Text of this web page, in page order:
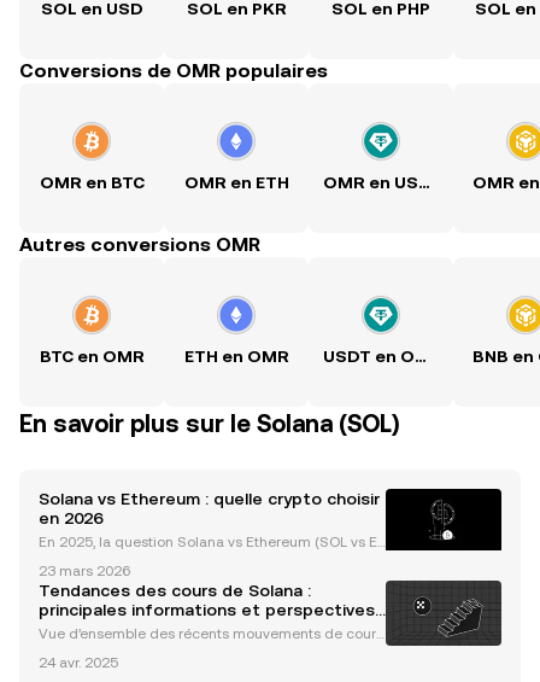
SOL en USD SOL en PKR SOL en PHP SOL en
Conversions de OMR populaires
OMR en BTC OMR en ETH OMR en USDT OMR
Autres conversions OMR
BTC en OMR ETH en OMR USDT en OMR BNB en
En savoir plus sur le Solana (SOL)
Solana vs Ethereum : quelle crypto choisir
en 2026
En 2025, la question Solana vs Ethereum (SOL vs ET
vers crypto. Ethereum demeure la référence incont
ournable pour la finance décentralisée (DeFi), les
23 mars 2026
Tendances des cours de Solana :
principales informations et perspectives
du marché
Vue d’ensemble des récents mouvements de cours
uations de cours lors des dernières semaines, reflét
24 avr. 2025